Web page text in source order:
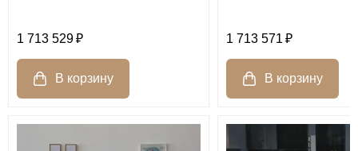
1 713 529 1 713 571